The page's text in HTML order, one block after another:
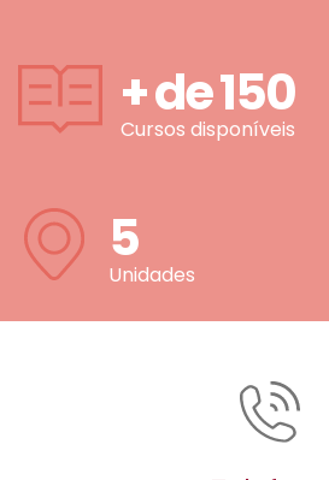
+ de150
Cursos disponíveis
5
Unidades